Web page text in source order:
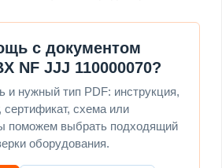
с документом
NF JJJ 110000070?
и нужный тип PDF: инструкция,
сертификат, схема или
поможем выбрать подходящий
оборудования.